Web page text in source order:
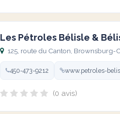
Les Pétroles Bélisle &
125, route du Canton, Brownsburg-
450-473-9212 www.petroles-
(0 avis)